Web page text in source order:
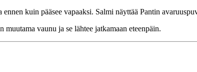
kuin pääsee vapaaksi. Salmi näyttää Pantin
muutama vaunu ja se lähtee jatkamaan eteenpäin.